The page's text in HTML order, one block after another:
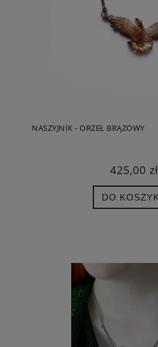
NASZYJNIK - ORZEŁ BRĄZOWY
425,00 zł
DO